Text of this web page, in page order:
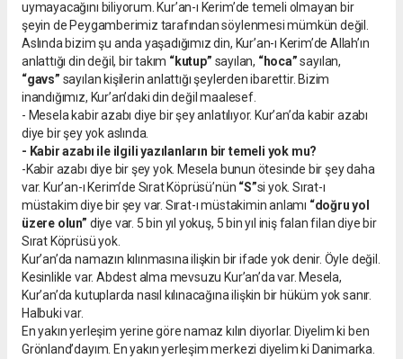
uymayacağını biliyorum. Kur’an-ı Kerim’de temeli olmayan bir
şeyin de Peygamberimiz tarafından söylenmesi mümkün değil.
Aslında bizim şu anda yaşadığımız din, Kur’an-ı Kerim’de Allah’ın
anlattığı din değil, bir takım “kutup” sayılan, “hoca”sayılan,
“gavs” sayılan kişilerin anlattığı şeylerden ibarettir. Bizim
inandığımız, Kur’an’daki din değil maalesef.
- Mesela kabir azabı diye bir şey anlatılıyor. Kur’an’da kabir azabı
diye bir şey yok aslında.
- Kabir azabı ile ilgili yazılanların bir temeli yok mu?
-Kabir azabı diye bir şey yok. Mesela bunun ötesinde bir şey daha
var. Kur’an-ı Kerim’de Sırat Köprüsü’nün “S”si yok. Sırat-ı
müstakim diye bir şey var. Sırat-ı müstakimin anlamı “doğru yol
üzere olun” diye var. 5 bin yıl yokuş, 5 bin yıl iniş falan filan diye bir
Sırat Köprüsü yok.
Kur’an’da namazın kılınmasına ilişkin bir ifade yok denir. Öyle değil.
Kesinlikle var. Abdest alma mevsuzu Kur’an’da var. Mesela,
Kur’an’da kutuplarda nasıl kılınacağına ilişkin bir hüküm yok sanır.
Halbuki var.
En yakın yerleşim yerine göre namaz kılın diyorlar. Diyelim ki ben
Grönland’dayım. En yakın yerleşim merkezi diyelim ki Danimarka.